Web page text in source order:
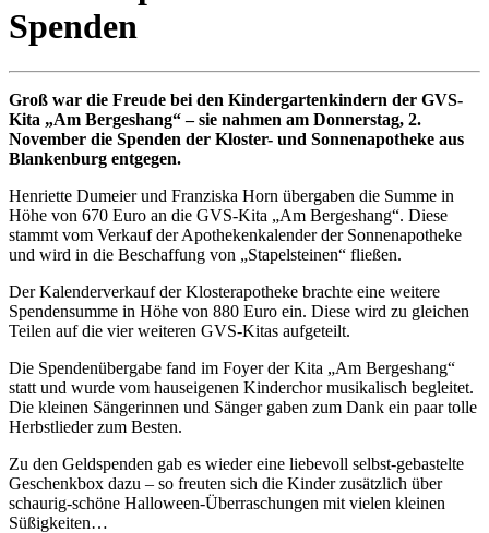
Spenden
Groß war die Freude bei den Kindergartenkindern der GVS-
Kita „Am Bergeshang“ – sie nahmen am Donnerstag, 2.
November die Spenden der Kloster- und Sonnenapotheke aus
Blankenburg entgegen.
Henriette Dumeier und Franziska Horn übergaben die Summe in
Höhe von 670 Euro an die GVS-Kita „Am Bergeshang“. Diese
stammt vom Verkauf der Apothekenkalender der Sonnenapotheke
und wird in die Beschaffung von „Stapelsteinen“ fließen.
Der Kalenderverkauf der Klosterapotheke brachte eine weitere
Spendensumme in Höhe von 880 Euro ein. Diese wird zu gleichen
Teilen auf die vier weiteren GVS-Kitas aufgeteilt.
Die Spendenübergabe fand im Foyer der Kita „Am Bergeshang“
statt und wurde vom hauseigenen Kinderchor musikalisch begleitet.
Die kleinen Sängerinnen und Sänger gaben zum Dank ein paar tolle
Herbstlieder zum Besten.
Zu den Geldspenden gab es wieder eine liebevoll selbst-gebastelte
Geschenkbox dazu – so freuten sich die Kinder zusätzlich über
schaurig-schöne Halloween-Überraschungen mit vielen kleinen
Süßigkeiten…